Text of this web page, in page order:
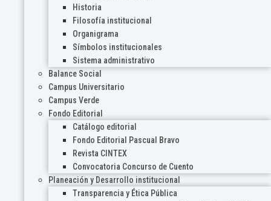
Historia
Filosofía institucional
Organigrama
Símbolos institucionales
Sistema administrativo
Balance Social
Campus Universitario
Campus Verde
Fondo Editorial
Catálogo editorial
Fondo Editorial Pascual Bravo
Revista CINTEX
Convocatoria Concurso de Cuento
Planeación y Desarrollo institucional
Transparencia y Ética Pública